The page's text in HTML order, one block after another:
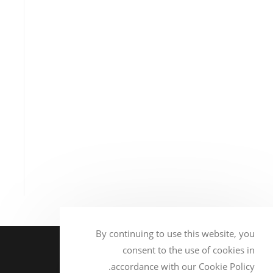
ניתן להזמין את כל סוגי המצברים
By continuing to use this website, you
consent to the use of cookies in
accordance with our Cookie Policy.